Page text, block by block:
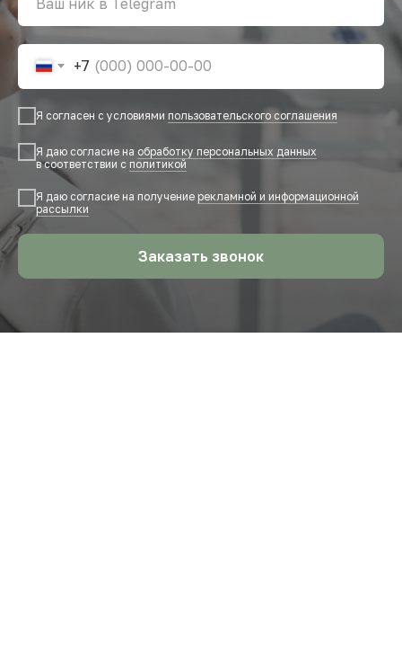
+7
Я согласен с условиями пользовательского соглашения
Я даю согласие на обработку персональных данных
в соответствии с политикой
Я даю согласие на получение рекламной и информационной
рассылки
Заказать звонок